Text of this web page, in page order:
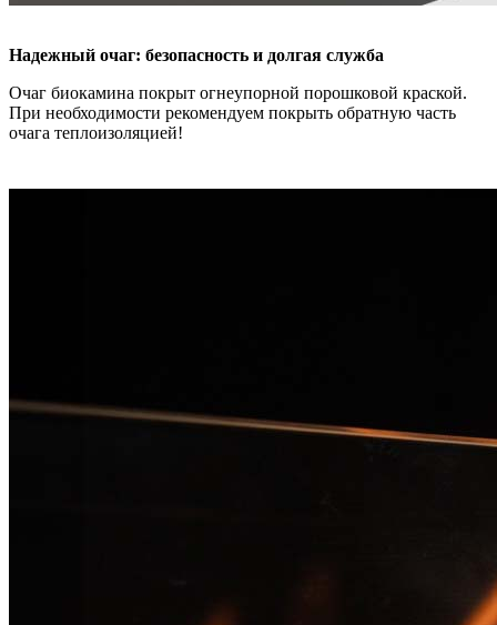
Надежный очаг: безопасность и долгая служба
Очаг биокамина покрыт огнеупорной порошковой краской.
При необходимости рекомендуем покрыть обратную часть
очага теплоизоляцией!